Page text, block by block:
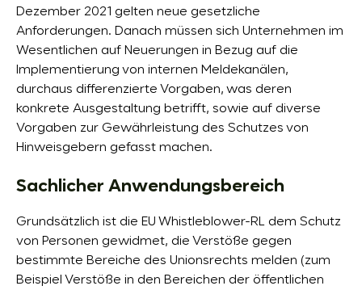
Dezember 2021 gelten neue gesetzliche
Anforderungen. Danach müssen sich Unternehmen im
Wesentlichen auf Neuerungen in Bezug auf die
Implementierung von internen Meldekanälen,
durchaus differenzierte Vorgaben, was deren
konkrete Ausgestaltung betrifft, sowie auf diverse
Vorgaben zur Gewährleistung des Schutzes von
Hinweisgebern gefasst machen.
Sachlicher Anwendungsbereich
Grundsätzlich ist die EU Whistleblower-RL dem Schutz
von Personen gewidmet, die Verstöße gegen
bestimmte Bereiche des Unionsrechts melden (zum
Beispiel Verstöße in den Bereichen der öffentlichen